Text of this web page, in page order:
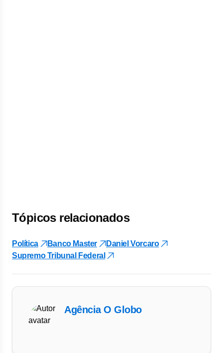
Tópicos relacionados
Política Banco Master
Daniel Vorcaro
Supremo Tribunal Federal
Agência O Globo